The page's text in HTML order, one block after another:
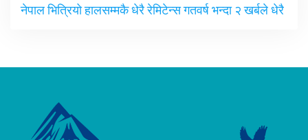
नेपाल भित्रियो हालसम्मकै धेरै रेमिटेन्स गतवर्ष भन्दा २ खर्बले धेरै